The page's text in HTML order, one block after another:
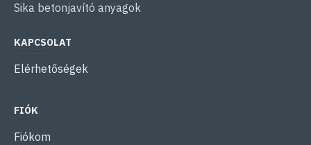
Sika betonjavító anyagok
KAPCSOLAT
Elérhetőségek
FIÓK
Fiókom